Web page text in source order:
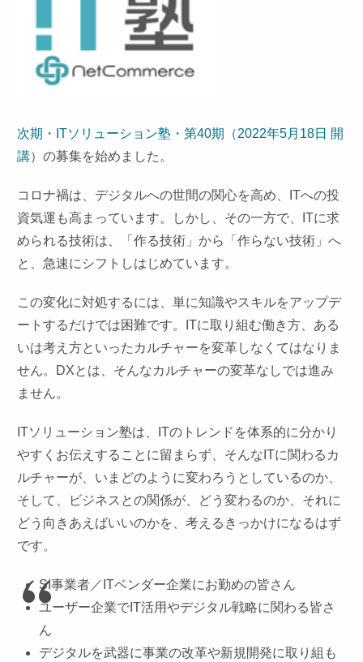
次期・ITソリューション塾・第40期（2022年5月18日 開
講）の募集を始めました。
コロナ禍は、デジタルへの世間の関心を高め、ITへの投
資気運も高まっています。しかし、その一方で、ITに求
められる技術は、「作る技術」から「作らない技術」へ
と、急速にシフトしはじめています。
この変化に対処するには、単に知識やスキルをアップデ
ートするだけでは困難です。ITに取り組む働き方、ある
いは考え方といったカルチャーを変革しなくてはなりま
せん。DXとは、そんなカルチャーの変革なしでは進み
ません。
ITソリューション塾は、ITのトレンドを体系的に分かり
やすくお伝えすることに留まらず、そんなITに関わるカ
ルチャーが、いまどのように変わろうとしているのか、
そして、ビジネスとの関係が、どう変わるのか、それに
どう向きあえばいいのかを、考えるきっかけになるはず
です。
SI事業者／ITベンダー企業にお勤めの皆さん
ユーザー企業でIT活用やデジタル戦略に関わる皆さ
ん
デジタルを武器に事業の改革や新規開発に取り組も